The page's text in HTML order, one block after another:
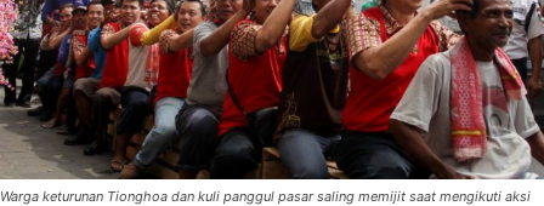
Warga keturunan Tionghoa dan kuli panggul pasar saling memijit saat mengikuti aksi